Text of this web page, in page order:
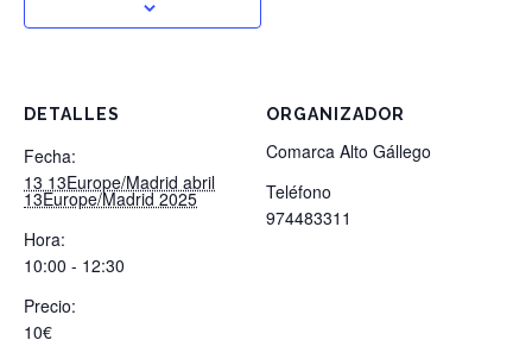
DETALLES
Fecha:
13 13Europe/Madrid abril
13Europe/Madrid 2025
Hora:
10:00 - 12:30
Precio:
10€
ORGANIZADOR
Comarca Alto Gállego
Teléfono
974483311